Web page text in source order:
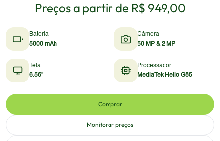
Preços a partir de R$ 949,00
Bateria
5000 mAh
Câmera
50 MP & 2 MP
Tela
6.56"
Processador
MediaTek Helio G85
Comprar
Monitorar preços